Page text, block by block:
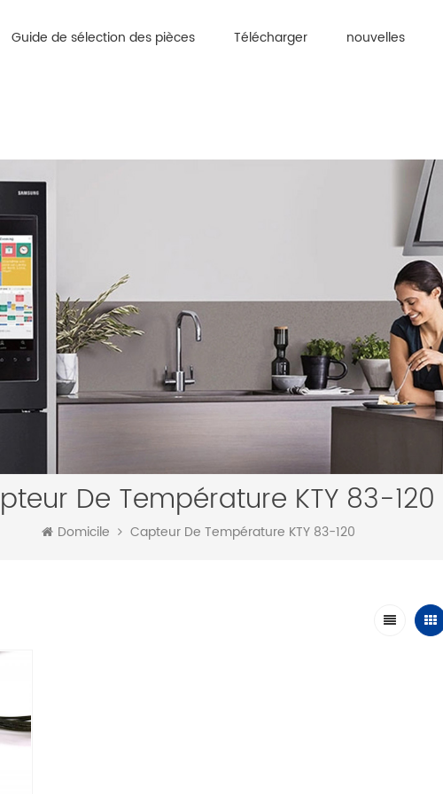
Guide de sélection des pièces Télécharger nouvelles
De Température KTY 83-120
Domicile Capteur De Température KTY 83-120